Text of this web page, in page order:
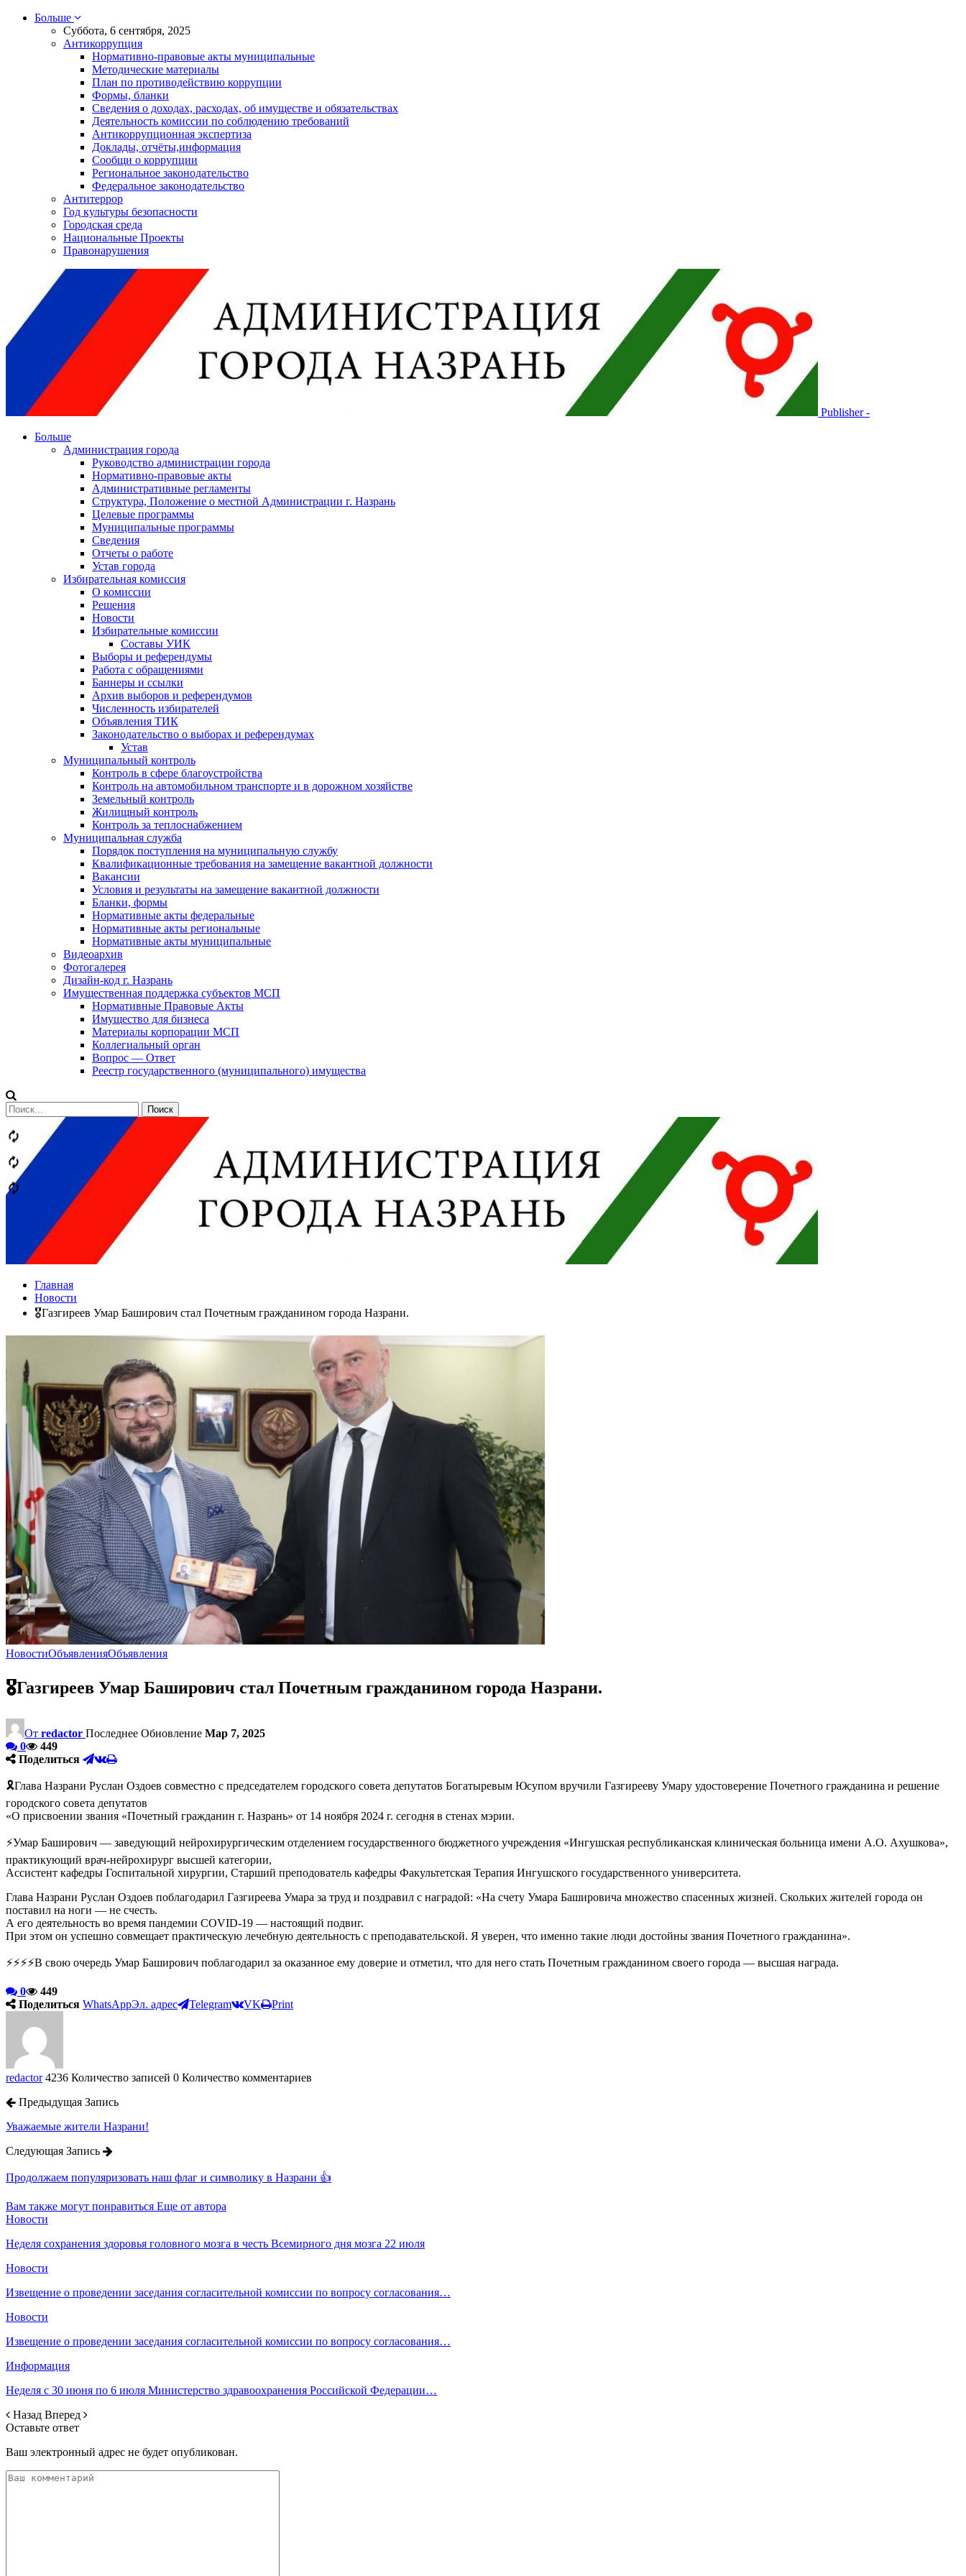
Больше
Суббота, 6 сентября, 2025
Антикоррупция
Нормативно-правовые акты муниципальные
Методические материалы
План по противодействию коррупции
Формы, бланки
Сведения о доходах, расходах, об имуществе и обязательствах
Деятельность комиссии по соблюдению требований
Антикоррупционная экспертиза
Доклады, отчёты,информация
Сообщи о коррупции
Региональное законодательство
Федеральное законодательство
Антитеррор
Год культуры безопасности
Городская среда
Национальные Проекты
Правонарушения
Publisher -
Больше
Администрация города
Руководство администрации города
Нормативно-правовые акты
Административные регламенты
Структура, Положение о местной Администрации г. Назрань
Целевые программы
Муниципальные программы
Сведения
Отчеты о работе
Устав города
Избирательная комиссия
О комиссии
Решения
Новости
Избирательные комиссии
Составы УИК
Выборы и референдумы
Работа с обращениями
Баннеры и ссылки
Архив выборов и референдумов
Численность избирателей
Объявления ТИК
Законодательство о выборах и референдумах
Устав
Муниципальный контроль
Контроль в сфере благоустройства
Контроль на автомобильном транспорте и в дорожном хозяйстве
Земельный контроль
Жилищный контроль
Контроль за теплоснабжением
Муниципальная служба
Порядок поступления на муниципальную службу
Квалификационные требования на замещение вакантной должности
Вакансии
Условия и результаты на замещение вакантной должности
Бланки, формы
Нормативные акты федеральные
Нормативные акты региональные
Нормативные акты муниципальные
Видеоархив
Фотогалерея
Дизайн-код г. Назрань
Имущественная поддержка субъектов МСП
Нормативные Правовые Акты
Имущество для бизнеса
Материалы корпорации МСП
Коллегиальный орган
Вопрос — Ответ
Реестр государственного (муниципального) имущества
Сообщений
категории
Теги
Главная
Новости
🎖Газгиреев Умар Баширович стал Почетным гражданином города Назрани.
НовостиОбъявленияОбъявления
🎖Газгиреев Умар Баширович стал Почетным гражданином города Назрани.
От redactor Последнее Обновление Мар 7, 2025
0
449
Поделиться
🎗Глава Назрани Руслан Оздоев совместно с председателем городского совета депутатов Богатыревым Юсупом вручили Газгирееву Умару удостоверение Почетного гражданина и решение
городского совета депутатов
«О присвоении звания «Почетный гражданин г. Назрань» от 14 ноября 2024 г. сегодня в стенах мэрии.
⚡️Умар Баширович — заведующий нейрохирургическим отделением государственного бюджетного учреждения «Ингушская республиканская клиническая больница имени А.О. Ахушкова»,
практикующий врач-нейрохирург высшей категории,
Ассистент кафедры Госпитальной хирургии, Старший преподователь кафедры Факультетская Терапия Ингушского государственного университета.
Глава Назрани Руслан Оздоев поблагодарил Газгиреева Умара за труд и поздравил с наградой: «На счету Умара Башировича множество спасенных жизней. Скольких жителей города он
поставил на ноги — не счесть.
А его деятельность во время пандемии COVID-19 — настоящий подвиг.
При этом он успешно совмещает практическую лечебную деятельность с преподавательской. Я уверен, что именно такие люди достойны звания Почетного гражданина».
⚡️⚡️⚡️⚡️В свою очередь Умар Баширович поблагодарил за оказанное ему доверие и отметил, что для него стать Почетным гражданином своего города — высшая награда.
0
449
Поделиться WhatsAppЭл. адрес Telegram VK Print
redactor 4236 Количество записей 0 Количество комментариев
Предыдущая Запись
Уважаемые жители Назрани!
Следующая Запись
Продолжаем популяризовать наш флаг и символику в Назрани 👍
Вам также могут понравиться Еще от автора
Новости
Неделя сохранения здоровья головного мозга в честь Всемирного дня мозга 22 июля
Новости
Извещение о проведении заседания согласительной комиссии по вопросу согласования…
Новости
Извещение о проведении заседания согласительной комиссии по вопросу согласования…
Информация
Неделя с 30 июня по 6 июля Министерство здравоохранения Российской Федерации…
Назад Вперед
Оставьте ответ
Ваш электронный адрес не будет опубликован.